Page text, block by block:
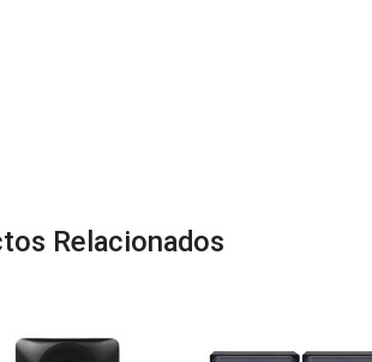
Relacionados